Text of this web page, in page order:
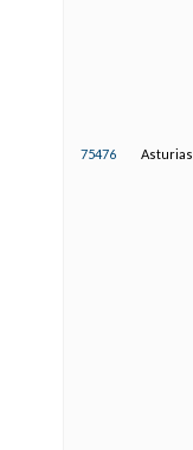
75476 Asturias